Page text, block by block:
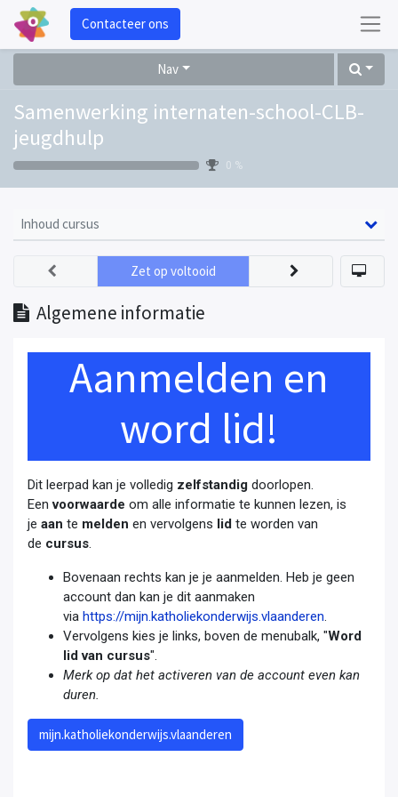
Contacteer ons
Nav
Samenwerking internaten-school-CLB-
jeugdhulp
0 %
Inhoud cursus
Algemene informatie
Zet op voltooid
Aanmelden en
word lid!
Dit leerpad kan je volledig zelfstandig doorlopen.
Eenvoorwaarde om alle informatie te kunnen lezen, is
je aan te melden en vervolgens lid te worden van
de cursus
Bovenaan rechts kan je je aanmelden. Heb je geen
account dan kan je dit aanmaken
via https://mijn.katholiekonderwijs.vlaanderen
Vervolgens kies je links, boven de menubalk, "Word
lid van cursus".
Merk op dat het activeren van de account even kan
duren.
mijn.katholiekonderwijs.vlaanderen